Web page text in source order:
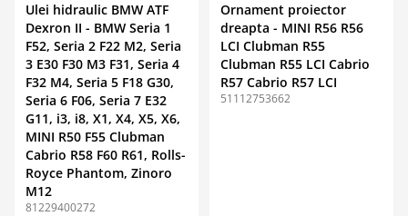
Ulei hidraulic BMW ATF
Dexron II - BMW Seria 1
F52, Seria 2 F22 M2, Seria
3 E30 F30 M3 F31, Seria 4
F32 M4, Seria 5 F18 G30,
Seria 6 F06, Seria 7 E32
G11, i3, i8, X1, X4, X5, X6,
MINI R50 F55 Clubman
Cabrio R58 F60 R61, Rolls-
Royce Phantom, Zinoro
M12
81229400272
Ornament proiector
dreapta - MINI R56 R56
LCI Clubman R55
Clubman R55 LCI Cabrio
R57 Cabrio R57 LCI
51112753662